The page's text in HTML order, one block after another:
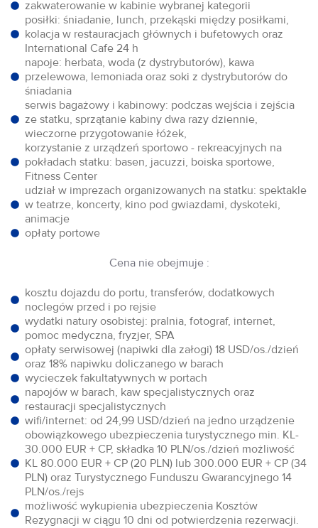
zakwaterowanie w kabinie wybranej kategorii
posiłki: śniadanie, lunch, przekąski między posiłkami,
kolacja w restauracjach głównych i bufetowych oraz
International Cafe 24 h
napoje: herbata, woda (z dystrybutorów), kawa
przelewowa, lemoniada oraz soki z dystrybutorów do
śniadania
serwis bagażowy i kabinowy: podczas wejścia i zejścia
ze statku, sprzątanie kabiny dwa razy dziennie,
wieczorne przygotowanie łóżek,
korzystanie z urządzeń sportowo - rekreacyjnych na
pokładach statku: basen, jacuzzi, boiska sportowe,
Fitness Center
udział w imprezach organizowanych na statku: spektakle
w teatrze, koncerty, kino pod gwiazdami, dyskoteki,
animacje
opłaty portowe
Cena nie obejmuje :
kosztu dojazdu do portu, transferów, dodatkowych
noclegów przed i po rejsie
wydatki natury osobistej: pralnia, fotograf, internet,
pomoc medyczna, fryzjer, SPA
opłaty serwisowej (napiwki dla załogi) 18 USD/os./dzień
oraz 18% napiwku doliczanego w barach
wycieczek fakultatywnych w portach
napojów w barach, kaw specjalistycznych oraz
restauracji specjalistycznych
wifi/internet: od 24,99 USD/dzień na jedno urządzenie
obowiązkowego ubezpieczenia turystycznego min. KL-
30.000 EUR + CP, składka 10 PLN/os./dzień możliwość
KL 80.000 EUR + CP (20 PLN) lub 300.000 EUR + CP (34
PLN) oraz Turystycznego Funduszu Gwarancyjnego 14
PLN/os./rejs
możliwość wykupienia ubezpieczenia Kosztów
Rezygnacji w ciągu 10 dni od potwierdzenia rezerwacji.